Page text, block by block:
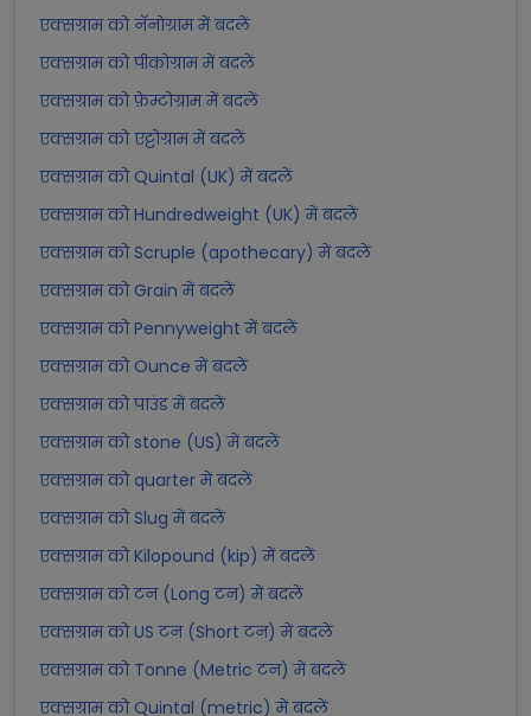
एक्सग्राम को नॅनोग्राम में बदलें
एक्सग्राम को पीकोग्राम में बदलें
एक्सग्राम को फ़ेम्टोग्राम में बदलें
एक्सग्राम को एट्टोग्राम में बदलें
एक्सग्राम को Quintal (UK) में बदलें
एक्सग्राम को Hundredweight (UK) में बदलें
एक्सग्राम को Scruple (apothecary) में बदलें
एक्सग्राम को Grain में बदलें
एक्सग्राम को Pennyweight में बदलें
एक्सग्राम को Ounce में बदलें
एक्सग्राम को पाउंड में बदलें
एक्सग्राम को stone (US) में बदलें
एक्सग्राम को quarter में बदलें
एक्सग्राम को Slug में बदलें
एक्सग्राम को Kilopound (kip) में बदलें
एक्सग्राम को टन (Long टन) में बदलें
एक्सग्राम को US टन (Short टन) में बदलें
एक्सग्राम को Tonne (Metric टन) में बदलें
एक्सग्राम को Quintal (metric) में बदलें